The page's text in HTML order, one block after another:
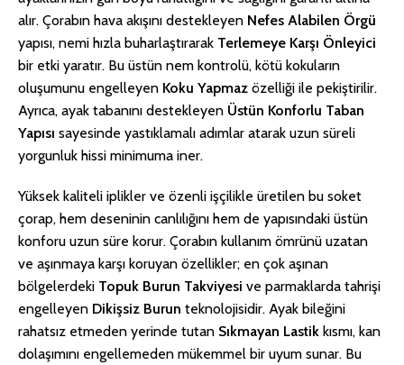
alır. Çorabın hava akışını destekleyen Nefes Alabilen Örgü
yapısı, nemi hızla buharlaştırarak Terlemeye Karşı Önleyici
bir etki yaratır. Bu üstün nem kontrolü, kötü kokuların
oluşumunu engelleyen Koku Yapmaz özelliği ile pekiştirilir.
Ayrıca, ayak tabanını destekleyen Üstün Konforlu Taban
Yapısı sayesinde yastıklamalı adımlar atarak uzun süreli
yorgunluk hissi minimuma iner.
Yüksek kaliteli iplikler ve özenli işçilikle üretilen bu soket
çorap, hem deseninin canlılığını hem de yapısındaki üstün
konforu uzun süre korur. Çorabın kullanım ömrünü uzatan
ve aşınmaya karşı koruyan özellikler; en çok aşınan
bölgelerdeki Topuk Burun Takviyesi ve parmaklarda tahrişi
engelleyen Dikişsiz Burun teknolojisidir. Ayak bileğini
rahatsız etmeden yerinde tutan Sıkmayan Lastik kısmı, kan
dolaşımını engellemeden mükemmel bir uyum sunar. Bu